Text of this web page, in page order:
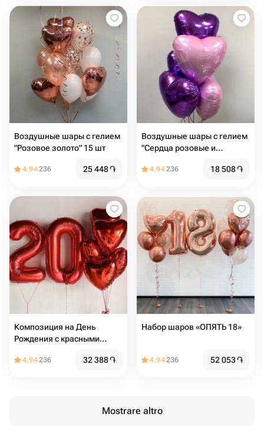
Воздушные шары с гелием
"Розовое золото" 15 шт
4.94236 25 448֏
Воздушные шары с гелием
"Сердца розовые и
4.94236 18 508֏
Композиция на День
Рождения с красными
4.94236 32 388֏
Набор шаров «ОПЯТЬ 18»
4.94236 52 053֏
Mostrare altro